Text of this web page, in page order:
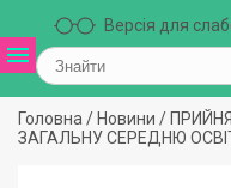
Версія для
Головна / Новини /
ЗАГАЛЬНУ СЕРЕДНЮ